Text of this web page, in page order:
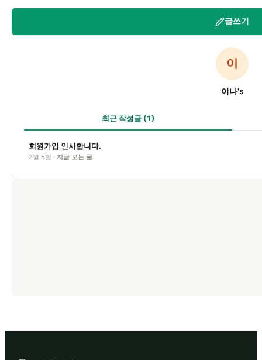
글쓰기
이
이나's
최근 작성글 (1)
회원가입 인사합니다.
2월 5일 · 지금 보는 글